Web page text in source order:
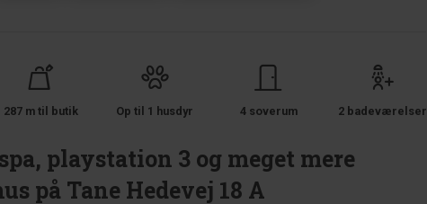
287 m til butik Op til 1 husdyr 4 soverum 2 badeværelser
playstation 3 og meget mere
på Tane Hedevej 18 A